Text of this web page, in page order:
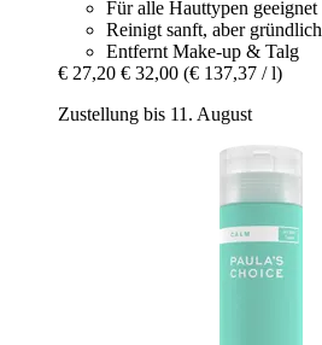
Für alle Hauttypen geeignet
Reinigt sanft, aber gründlich
Entfernt Make-up & Talg
€ 27,20 € 32,00 (€ 137,37 / l)
Zustellung bis 11. August